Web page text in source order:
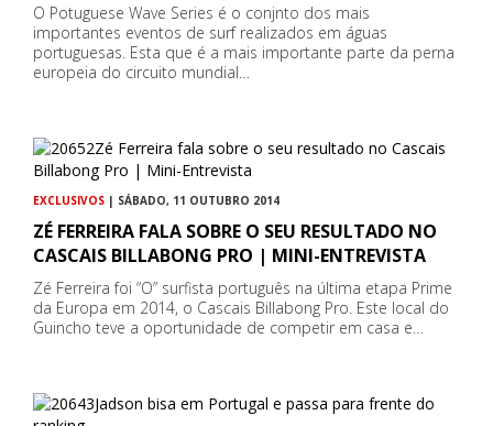
O Potuguese Wave Series é o conjnto dos mais
importantes eventos de surf realizados em águas
portuguesas. Esta que é a mais importante parte da perna
europeia do circuito mundial…
EXCLUSIVOS | SÁBADO, 11 OUTUBRO 2014
ZÉ FERREIRA FALA SOBRE O SEU RESULTADO NO
CASCAIS BILLABONG PRO | MINI-ENTREVISTA
Zé Ferreira foi “O” surfista português na última etapa Prime
da Europa em 2014, o Cascais Billabong Pro. Este local do
Guincho teve a oportunidade de competir em casa e…